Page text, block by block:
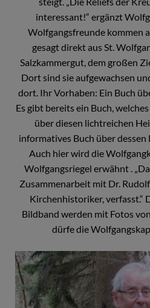
interessant!“ ergänzt
Wolfgangsfreunde kommen
gesagt direkt aus St.
Salzkammergut, dem großen
Dort sind sie aufgewachsen
dort. Ihr Vorhaben: Ein Buch
Es gibt bereits ein Buch,
über diesen lichtreichen
informatives Buch über dessen
Auch hier wird die
Wolfgangsriegel erwähnt .
Zusammenarbeit mit Dr.
Kirchenhistoriker, verfasst.“
Bildband werden mit Fotos
dürfe die